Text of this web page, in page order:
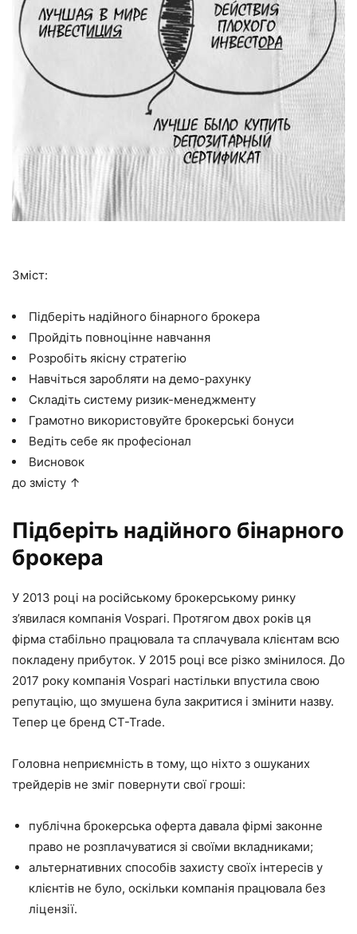
Зміст:
Підберіть надійного бінарного брокера
Пройдіть повноцінне навчання
Розробіть якісну стратегію
Навчіться заробляти на демо-рахунку
Складіть систему ризик-менеджменту
Грамотно використовуйте брокерські бонуси
Ведіть себе як професіонал
Висновок
до змісту ↑
Підберіть надійного бінарного
брокера
У 2013 році на російському брокерському ринку
з’явилася компанія Vospari. Протягом двох років ця
фірма стабільно працювала та сплачувала клієнтам всю
покладену прибуток. У 2015 році все різко змінилося. До
2017 року компанія Vospari настільки впустила свою
репутацію, що змушена була закритися і змінити назву.
Тепер це бренд CT-Trade.
Головна неприємність в тому, що ніхто з ошуканих
трейдерів не зміг повернути свої гроші:
публічна брокерська оферта давала фірмі законне
право не розплачуватися зі своїми вкладниками;
альтернативних способів захисту своїх інтересів у
клієнтів не було, оскільки компанія працювала без
ліцензії.